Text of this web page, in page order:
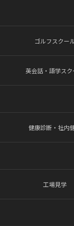
ゴルフスクー
英会話・語学スク
健康診断・社内
工場見学